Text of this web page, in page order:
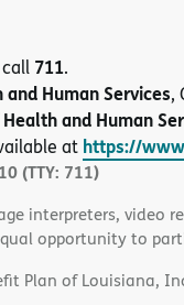
711.
Human Services,
and Human
at https://
(TTY: 711)
interpreters,
opportunity to
Plan of Louisiana,